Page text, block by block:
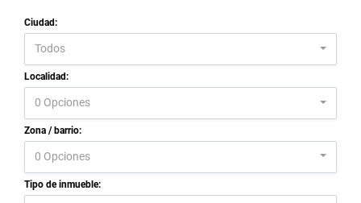
Ciudad:
Todos
Localidad:
0 Opciones
Zona / barrio:
0 Opciones
Tipo de inmueble: